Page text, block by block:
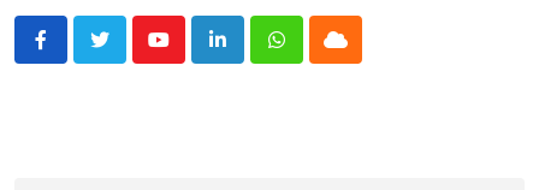
YoutubeLinkedInWhatsappCloud